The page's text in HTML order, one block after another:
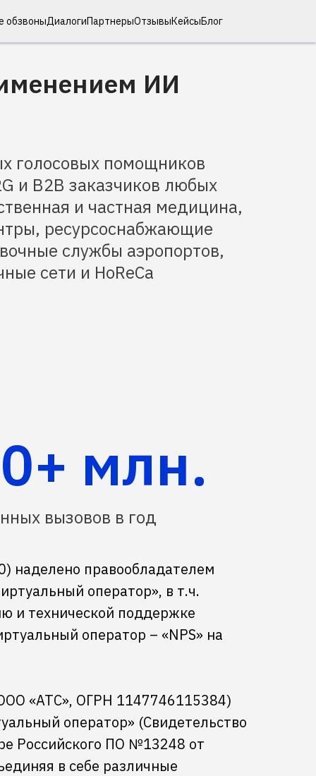
обзвоныДиалогиПартнерыОтзывыКейсыБлог
ИИ
голосовых помощников
и B2B заказчиков любых
и частная медицина,
ресурсоснабжающие
службы аэропортов,
сети и HoReCа
вызовов в год
млн.
наделено правообладателем
оператор», в т.ч.
и технической поддержке
оператор – «NPS» на
«АТС», ОГРН 1147746115384)
оператор» (Свидетельство
Российского ПО №13248 от
в себе различные